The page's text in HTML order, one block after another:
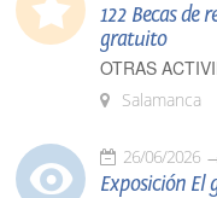
122 Becas de
gratuito
OTRAS
Salamanca
26/06/2026
Exposición El